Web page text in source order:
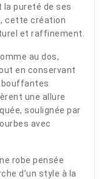
pureté de ses
cette création
et raffinement.
au dos,
en conservant
bouffantes
une allure
soulignée par
avec
robe pensée
d’un style à la